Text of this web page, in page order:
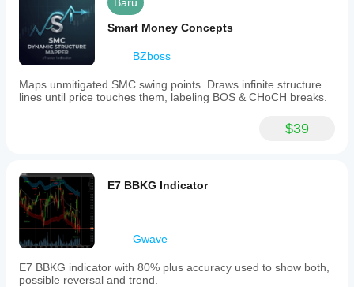
Smart Money Concepts
BZboss
Maps unmitigated SMC swing points. Draws infinite structure
lines until price touches them, labeling BOS & CHoCH breaks.
$39
E7 BBKG Indicator
Gwave
E7 BBKG indicator with 80% plus accuracy used to show both,
possible reversal and trend.